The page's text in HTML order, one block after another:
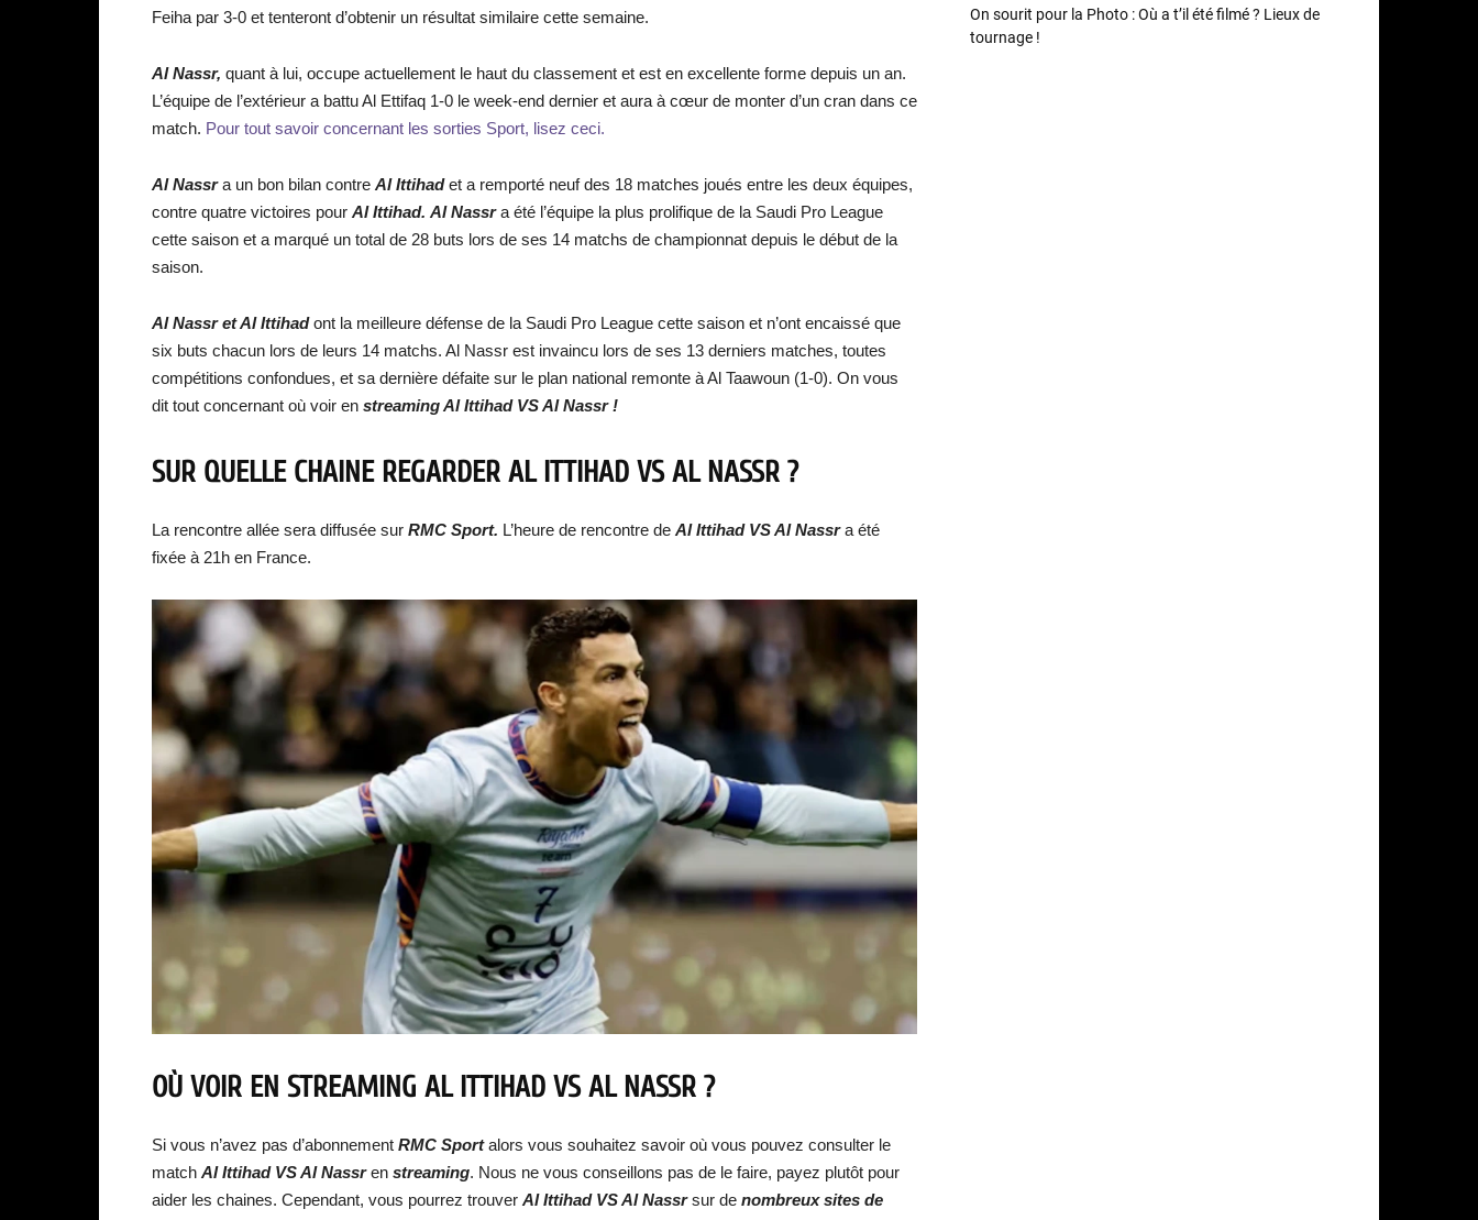
Feiha par 3-0 et tenteront d’obtenir un résultat similaire cette semaine.
Al Nassr, quant à lui, occupe actuellement le haut du classement et est en excellente forme depuis un an.
L’équipe de l’extérieur a battu Al Ettifaq 1-0 le week-end dernier et aura à cœur de monter d’un cran dans ce
match. Pour tout savoir concernant les sorties Sport, lisez ceci.
Al Nassra un bon bilan contre Al Ittihadet a remporté neuf des 18 matches joués entre les deux équipes,
contre quatre victoires pour Al Ittihad. Al Nassra été l’équipe la plus prolifique de la Saudi Pro League
cette saison et a marqué un total de 28 buts lors de ses 14 matchs de championnat depuis le début de la
saison.
Al Nassr et Al Ittihadont la meilleure défense de la Saudi Pro League cette saison et n’ont encaissé que
six buts chacun lors de leurs 14 matchs. Al Nassr est invaincu lors de ses 13 derniers matches, toutes
compétitions confondues, et sa dernière défaite sur le plan national remonte à Al Taawoun (1-0). On vous
dit tout concernant où voir en streamingAl Ittihad VS Al Nassr!
SUR QUELLE CHAINE REGARDER AL ITTIHAD VS AL NASSR ?
La rencontre allée sera diffusée sur RMC Sport. L’heure de rencontre de Al Ittihad VS Al Nassr a été
fixée à 21h en France.
OÙ VOIR EN STREAMING AL ITTIHAD VS AL NASSR ?
Si vous n’avez pas d’abonnement RMC Sportalors vous souhaitez savoir où vous pouvez consulter le
match Al Ittihad VS Al Nassr en streaming. Nous ne vous conseillons pas de le faire, payez plutôt pour
aider les chaines. Cependant, vous pourrez trouver Al Ittihad VS Al Nassr sur de nombreux sites de
On sourit pour la Photo : Où a t’il été filmé ? Lieux de
tournage !